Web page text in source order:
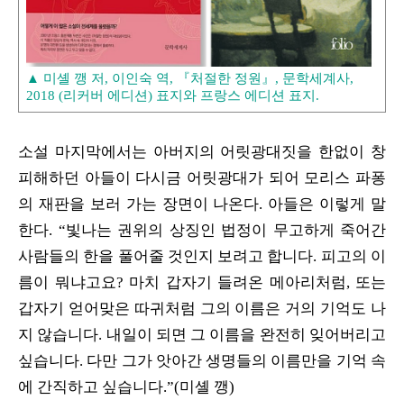
▲ 미셸 깽 저, 이인숙 역, 『처절한 정원』, 문학세계사,
2018 (리커버 에디션) 표지와 프랑스 에디션 표지.
소설 마지막에서는 아버지의 어릿광대짓을 한없이 창
피해하던 아들이 다시금 어릿광대가 되어 모리스 파퐁
의 재판을 보러 가는 장면이 나온다. 아들은 이렇게 말
한다. “빛나는 권위의 상징인 법정이 무고하게 죽어간
사람들의 한을 풀어줄 것인지 보려고 합니다. 피고의 이
름이 뭐냐고요? 마치 갑자기 들려온 메아리처럼, 또는
갑자기 얻어맞은 따귀처럼 그의 이름은 거의 기억도 나
지 않습니다. 내일이 되면 그 이름을 완전히 잊어버리고
싶습니다. 다만 그가 앗아간 생명들의 이름만을 기억 속
에 간직하고 싶습니다.”(미셸 깽)